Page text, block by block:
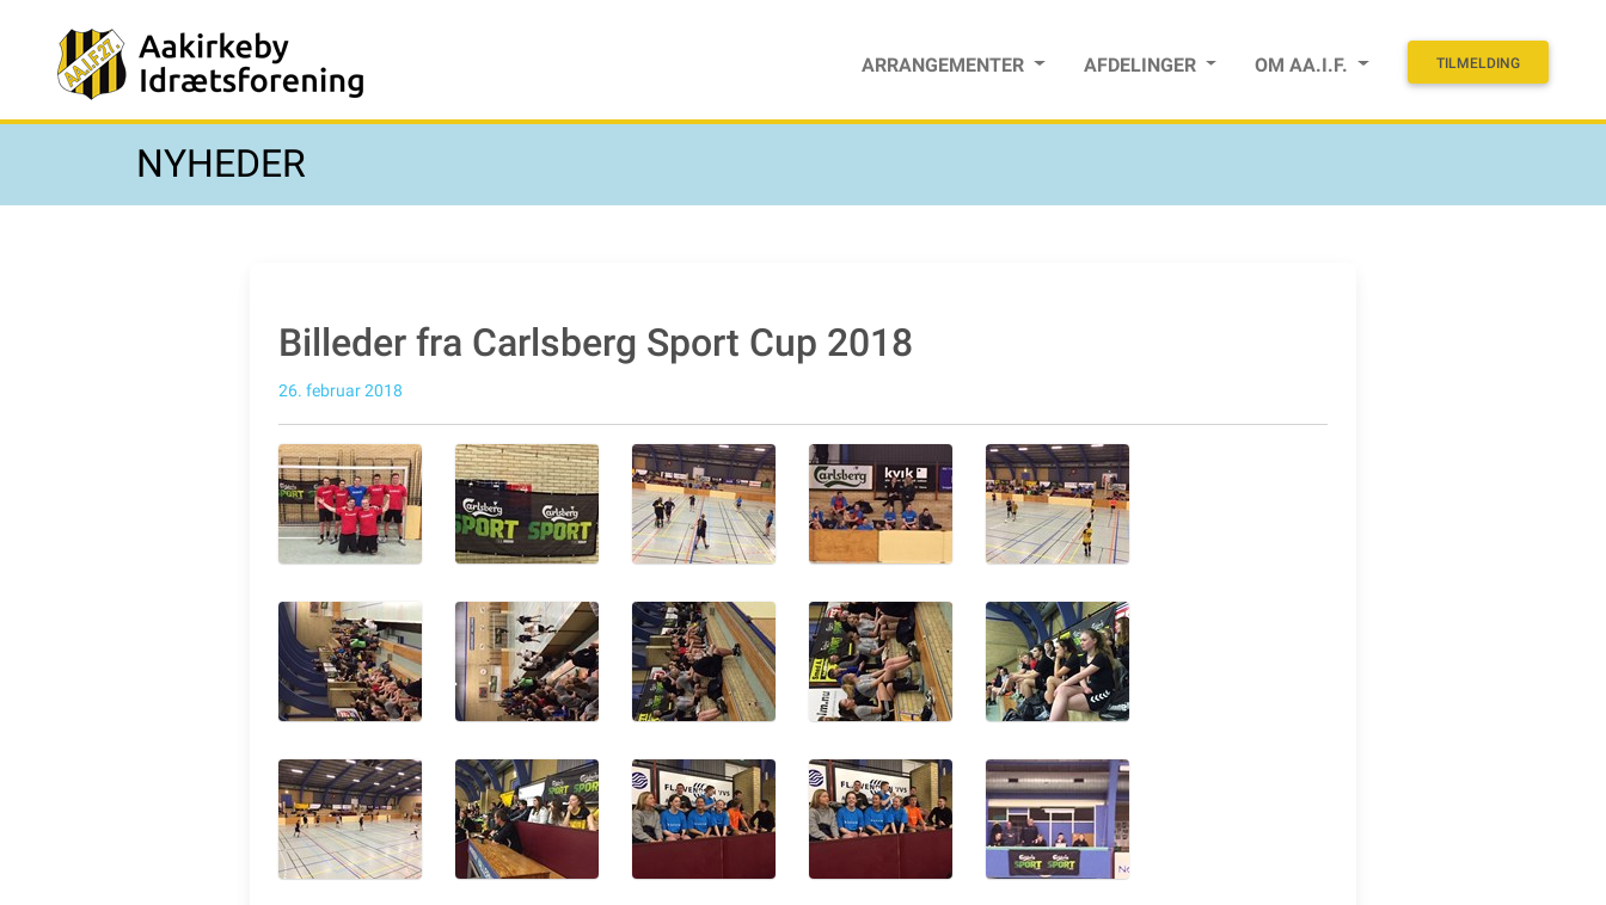
ARRANGEMENTER AFDELINGER OM AA.I.F. TILMELDING
NYHEDER
Billeder fra Carlsberg Sport Cup 2018
26. februar 2018